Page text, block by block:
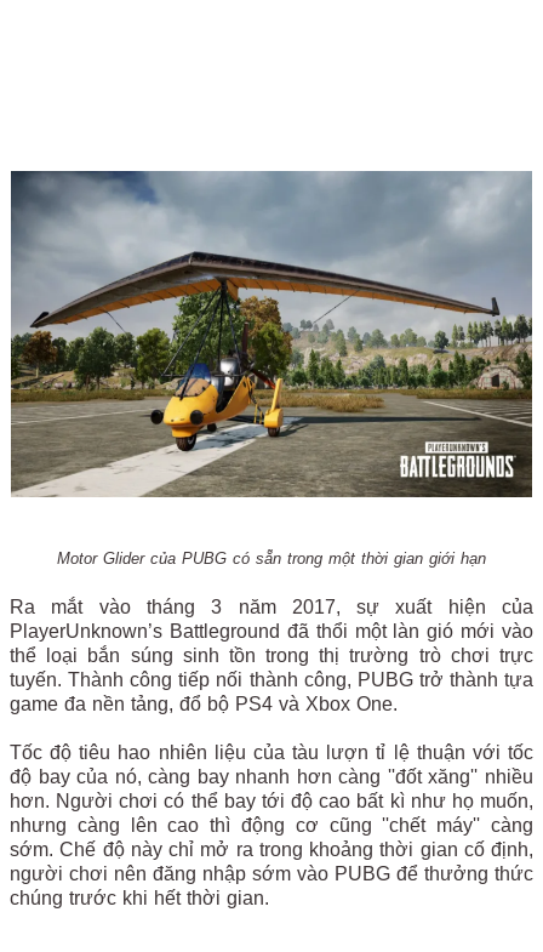
Motor Glider của PUBG có sẵn trong một thời gian giới hạn
Ra mắt vào tháng 3 năm 2017, sự xuất hiện của
PlayerUnknown’s Battleground đã thổi một làn gió mới vào
thể loại bắn súng sinh tồn trong thị trường trò chơi trực
tuyến. Thành công tiếp nối thành công, PUBG trở thành tựa
game đa nền tảng, đổ bộ PS4 và Xbox One.
Tốc độ tiêu hao nhiên liệu của tàu lượn tỉ lệ thuận với tốc
độ bay của nó, càng bay nhanh hơn càng ''đốt xăng'' nhiều
hơn. Người chơi có thể bay tới độ cao bất kì như họ muốn,
nhưng càng lên cao thì động cơ cũng ''chết máy'' càng
sớm. Chế độ này chỉ mở ra trong khoảng thời gian cố định,
người chơi nên đăng nhập sớm vào PUBG để thưởng thức
chúng trước khi hết thời gian.